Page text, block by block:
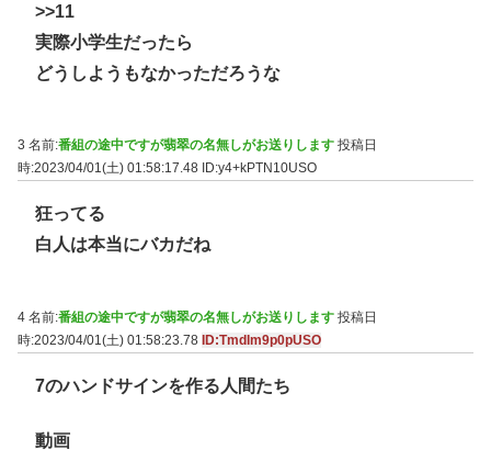
>>11
実際小学生だったら
どうしようもなかっただろうな
3 名前:番組の途中ですが翡翠の名無しがお送りします 投稿日
時:2023/04/01(土) 01:58:17.48 ID:y4+kPTN10USO
狂ってる
白人は本当にバカだね
4 名前:番組の途中ですが翡翠の名無しがお送りします 投稿日
時:2023/04/01(土) 01:58:23.78 ID:TmdIm9p0pUSO
7のハンドサインを作る人間たち
動画